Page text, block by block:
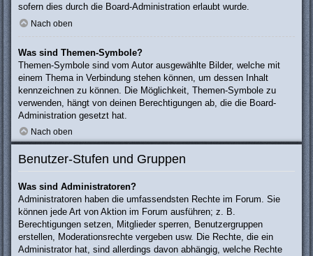
sofern dies durch die Board-Administration erlaubt wurde.
Nach oben
Was sind Themen-Symbole?
Themen-Symbole sind vom Autor ausgewählte Bilder, welche mit
einem Thema in Verbindung stehen können, um dessen Inhalt
kennzeichnen zu können. Die Möglichkeit, Themen-Symbole zu
verwenden, hängt von deinen Berechtigungen ab, die die Board-
Administration gesetzt hat.
Nach oben
Benutzer-Stufen und Gruppen
Was sind Administratoren?
Administratoren haben die umfassendsten Rechte im Forum. Sie
können jede Art von Aktion im Forum ausführen; z. B.
Berechtigungen setzen, Mitglieder sperren, Benutzergruppen
erstellen, Moderationsrechte vergeben usw. Die Rechte, die ein
Administrator hat, sind allerdings davon abhängig, welche Rechte